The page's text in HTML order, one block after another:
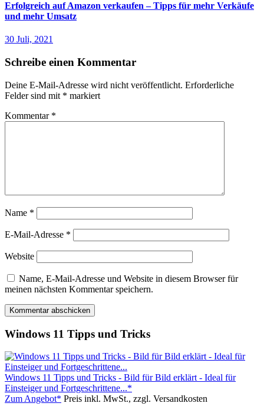
Erfolgreich auf Amazon verkaufen – Tipps für mehr Verkäufe
und mehr Umsatz
30 Juli, 2021
Schreibe einen Kommentar
Deine E-Mail-Adresse wird nicht veröffentlicht. Erforderliche
Felder sind mit * markiert
Kommentar *
Name *
E-Mail-Adresse *
Website
Name, E-Mail-Adresse und Website in diesem Browser für
meinen nächsten Kommentar speichern.
Windows 11 Tipps und Tricks
Windows 11 Tipps und Tricks - Bild für Bild erklärt - Ideal für
Einsteiger und Fortgeschrittene...*
Zum Angebot* Preis inkl. MwSt., zzgl. Versandkosten